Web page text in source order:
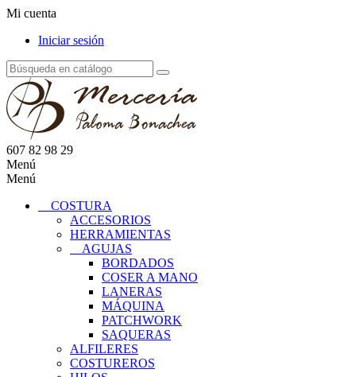
Mi cuenta
Iniciar sesión
607 82 98 29
Menú
Menú
COSTURA
ACCESORIOS
HERRAMIENTAS
AGUJAS
BORDADOS
COSER A MANO
LANERAS
MÁQUINA
PATCHWORK
SAQUERAS
ALFILERES
COSTUREROS